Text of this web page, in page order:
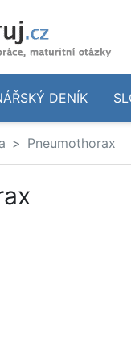
DENÍK
Pneumothorax